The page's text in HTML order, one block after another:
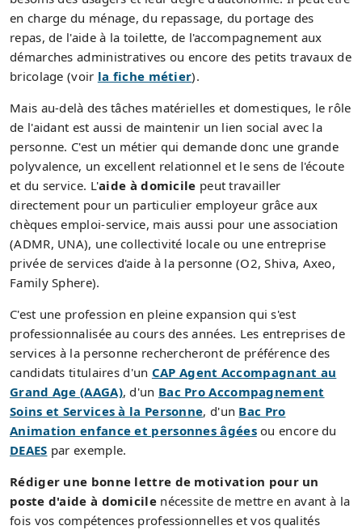
en charge du ménage, du repassage, du portage des
repas, de l'aide à la toilette, de l'accompagnement aux
démarches administratives ou encore des petits travaux de
bricolage (voir la fiche métier).
Mais au-delà des tâches matérielles et domestiques, le rôle
de l'aidant est aussi de maintenir un lien social avec la
personne. C'est un métier qui demande donc une grande
polyvalence, un excellent relationnel et le sens de l'écoute
et du service. L'aide à domicile peut travailler
directement pour un particulier employeur grâce aux
chèques emploi-service, mais aussi pour une association
(ADMR, UNA), une collectivité locale ou une entreprise
privée de services d'aide à la personne (O2, Shiva, Axeo,
Family Sphere).
C'est une profession en pleine expansion qui s'est
professionnalisée au cours des années. Les entreprises de
services à la personne rechercheront de préférence des
candidats titulaires d'un CAP Agent Accompagnant au
Grand Age (AAGA), d'un Bac Pro Accompagnement
Soins et Services à la Personne, d'un Bac Pro
Animation enfance et personnes âgéesou encore du
DEAES par exemple.
Rédiger une bonne lettre de motivation pour un
poste d'aide à domicilenécessite de mettre en avant à la
fois vos compétences professionnelles et vos qualités